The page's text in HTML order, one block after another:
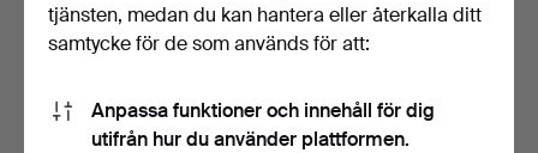
tjänsten, medan du kan hantera eller återkalla ditt
samtycke för de som används för att:
Anpassa funktioner och innehåll för dig
utifrån hur du använder plattformen.